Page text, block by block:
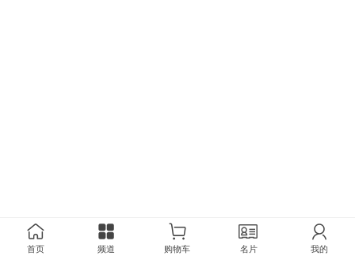
首页 频道 购物车 名片 我的